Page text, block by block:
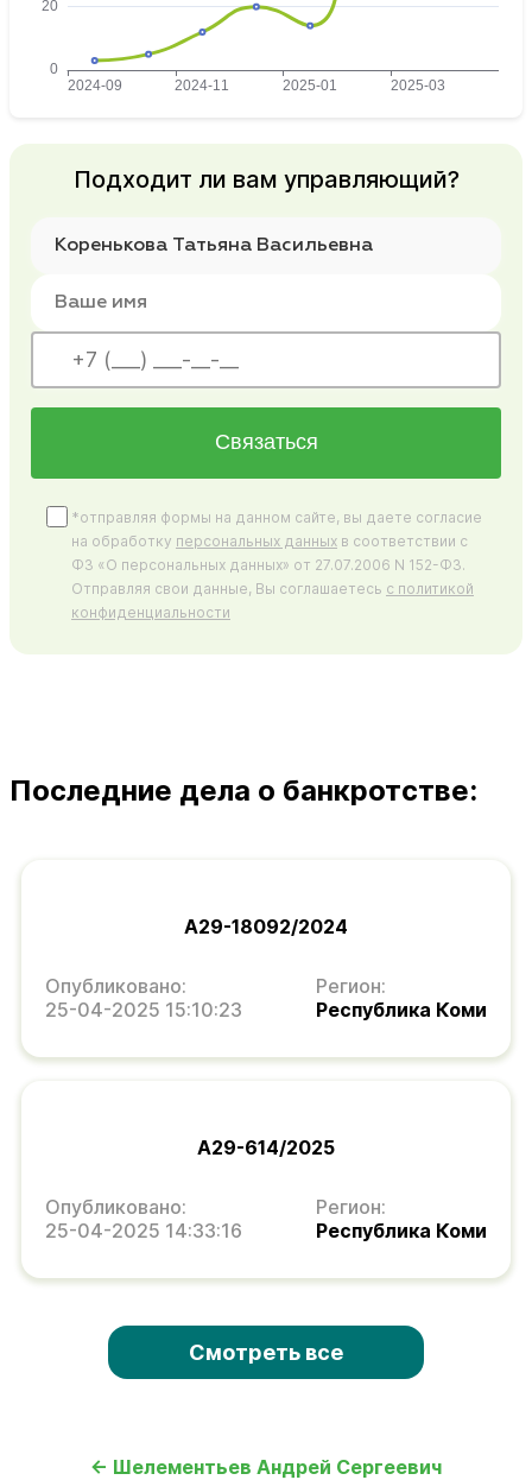
Подходит ли вам управляющий?
Связаться
*отправляя формы на данном сайте, вы даете согласие
на обработку персональных данных в соответствии с
ФЗ «О персональных данных» от 27.07.2006 N 152-ФЗ.
Отправляя свои данные, Вы соглашаетесь с политикой
конфиденциальности
Последние дела о банкротстве:
А29-18092/2024
Опубликовано:
25-04-2025 15:10:23
Регион:
Республика Коми
А29-614/2025
Опубликовано:
25-04-2025 14:33:16
Регион:
Республика Коми
Смотреть все
← Шелементьев Андрей Сергеевич